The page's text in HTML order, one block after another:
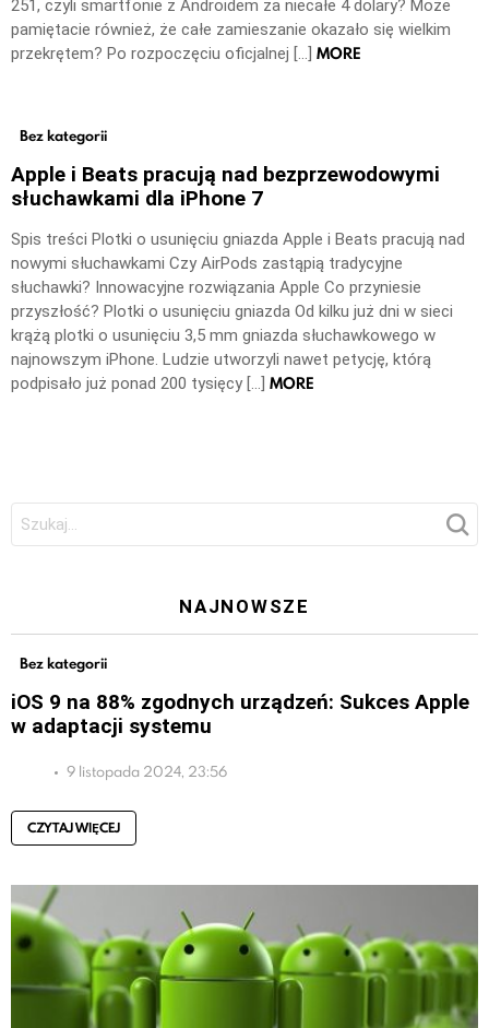
251, czyli smartfonie z Androidem za niecałe 4 dolary? Może
pamiętacie również, że całe zamieszanie okazało się wielkim
przekrętem? Po rozpoczęciu oficjalnej […] MORE
Bez kategorii
Apple i Beats pracują nad bezprzewodowymi
słuchawkami dla iPhone 7
Spis treści Plotki o usunięciu gniazda Apple i Beats pracują nad
nowymi słuchawkami Czy AirPods zastąpią tradycyjne
słuchawki? Innowacyjne rozwiązania Apple Co przyniesie
przyszłość? Plotki o usunięciu gniazda Od kilku już dni w sieci
krążą plotki o usunięciu 3,5 mm gniazda słuchawkowego w
najnowszym iPhone. Ludzie utworzyli nawet petycję, którą
podpisało już ponad 200 tysięcy […] MORE
Szukaj:
NAJNOWSZE
Bez kategorii
iOS 9 na 88% zgodnych urządzeń: Sukces Apple
w adaptacji systemu
9 listopada 2024, 23:56
CZYTAJ WIĘCEJ